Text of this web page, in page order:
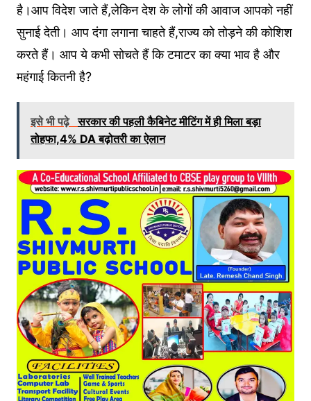
है।आप विदेश जाते हैं,लेकिन देश के लोगों की आवाज आपको नहीं
सुनाई देती। आप दंगा लगाना चाहते हैं,राज्य को तोड़ने की कोशिश
करते हैं। आप ये कभी सोचते हैं कि टमाटर का क्या भाव है और
महंगाई कितनी है?
इसे भी पढ़े सरकार की पहली कैबिनेट मीटिंग में ही मिला बड़ा
तोहफा,4% DA बढ़ोतरी का ऐलान